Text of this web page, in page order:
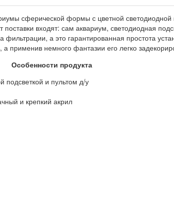
сферической формы с цветной светодиодной
входят: сам аквариум, светодиодная
фильтрации, а это гарантированная простота
а применив немного фантазии его легко
Особенности продукта
подсветкой и пультом д/у
и крепкий акрил